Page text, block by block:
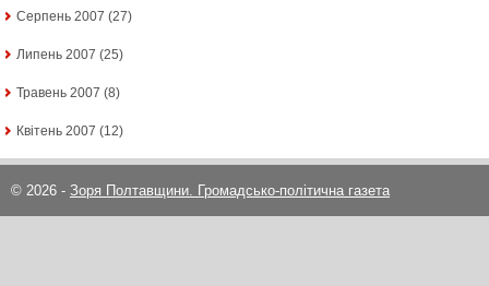
Серпень 2007 (27)
Липень 2007 (25)
Травень 2007 (8)
Квітень 2007 (12)
© 2026 - Зоря Полтавщини. Громадсько-політична газета